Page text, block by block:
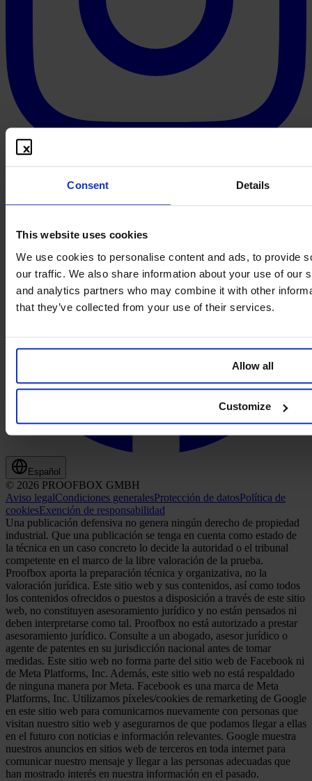
Consent Details
This website uses cookies
We use cookies to personalise content and ads, to provide
our traffic. We also share information about your use of our
and analytics partners who may combine it with other
that they’ve collected from your use of their services.
Allow all
Customize
Español
© 2026 PROOFBOX GMBH
Aviso legalCondiciones generalesProtección de datosPolítica de
cookiesExención de responsabilidad
Una publicación defensiva no genera ningún derecho de propiedad
industrial. Que una publicación se tenga en cuenta como estado de
la técnica en un caso concreto lo decide la autoridad o el tribunal
competente en el marco de la libre valoración de la prueba.
Proofbox aporta la preparación técnica y organizativa, no la
valoración jurídica. Este sitio web y sus contenidos, así como todos
los contenidos ofrecidos o puestos a disposición a través de este sitio
web, no constituyen asesoramiento jurídico y no están pensados ni
deben interpretarse como tal. Proofbox no está autorizado a prestar
asesoramiento jurídico. Consulte a un abogado, asesor jurídico o
agente de patentes en su jurisdicción nacional antes de tomar
medidas. Este sitio web no forma parte del sitio web de Facebook ni
de Meta Platforms, Inc. Además, este sitio web no está respaldado
de ninguna manera por Meta. Facebook es una marca de Meta
Platforms, Inc. Utilizamos píxeles/cookies de remarketing de Google
en este sitio web para comunicarnos nuevamente con personas que
visitan nuestro sitio web y asegurarnos de que podamos llegar a ellas
en el futuro con noticias e información relevantes. Google muestra
nuestros anuncios en sitios web de terceros en toda internet para
comunicar nuestro mensaje y llegar a las personas adecuadas que
han mostrado interés en nuestra información en el pasado.